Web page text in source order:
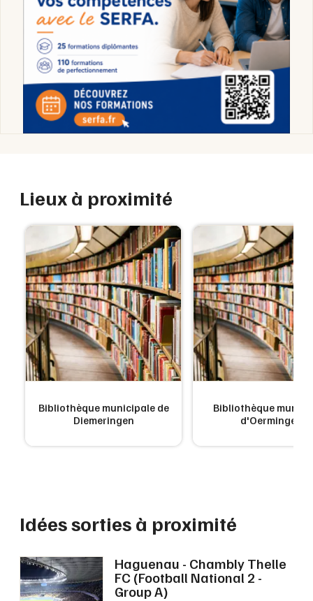
Lieux à proximité
Bibliothèque municipale de
Diemeringen
Bibliothèque
d'Oermingen
Idées sorties à proximité
Haguenau - Chambly Thelle
FC (Football National 2 -
Group A)